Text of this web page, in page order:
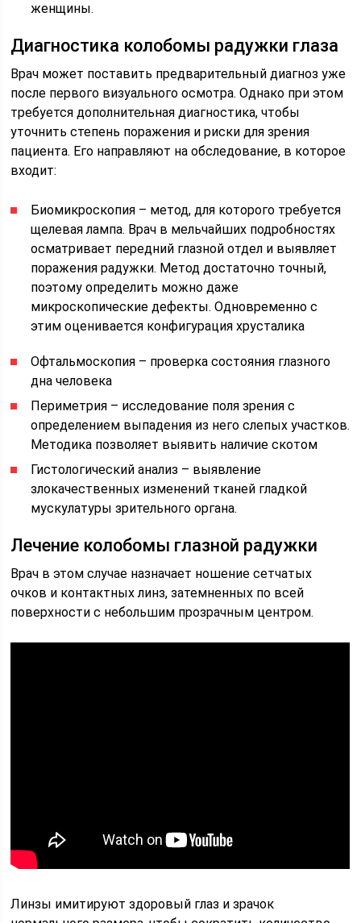
женщины.
Диагностика колобомы радужки глаза
Врач может поставить предварительный диагноз уже
после первого визуального осмотра. Однако при этом
требуется дополнительная диагностика, чтобы
уточнить степень поражения и риски для зрения
пациента. Его направляют на обследование, в которое
входит:
Биомикроскопия – метод, для которого требуется
щелевая лампа. Врач в мельчайших подробностях
осматривает передний глазной отдел и выявляет
поражения радужки. Метод достаточно точный,
поэтому определить можно даже
микроскопические дефекты. Одновременно с
этим оценивается конфигурация хрусталика
Офтальмоскопия – проверка состояния глазного
дна человека
Периметрия – исследование поля зрения с
определением выпадения из него слепых участков.
Методика позволяет выявить наличие скотом
Гистологический анализ – выявление
злокачественных изменений тканей гладкой
мускулатуры зрительного органа.
Лечение колобомы глазной радужки
Врач в этом случае назначает ношение сетчатых
очков и контактных линз, затемненных по всей
поверхности с небольшим прозрачным центром.
Линзы имитируют здоровый глаз и зрачок